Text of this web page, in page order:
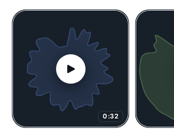
0:32